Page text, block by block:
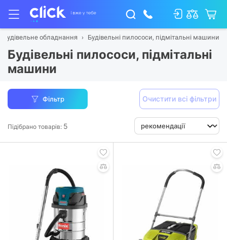
Будівельне обладнання Будівельні пилососи, підмітальні машини
Будівельні пилососи, підмітальні
машини
Фільтр Очистити всі фільтри
Підібрано товарів: 5